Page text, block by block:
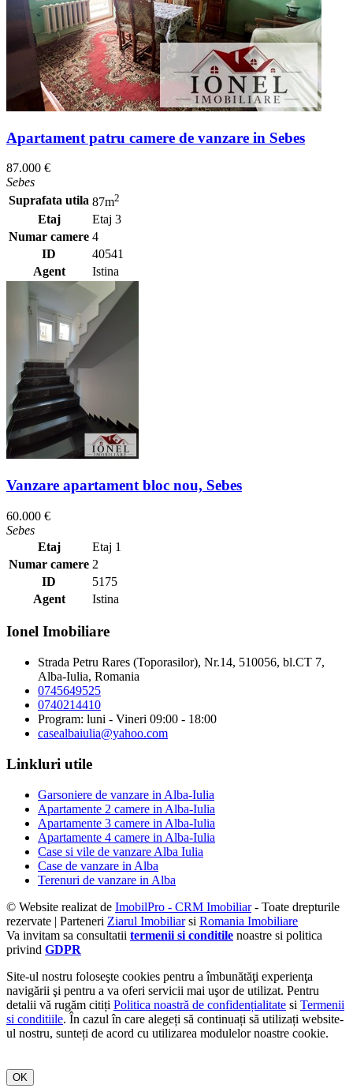
Apartament patru camere de vanzare in Sebes
87.000 €
Sebes
Suprafata utila 87m2
Etaj
Etaj 3
Numar camere 4
ID
40541
Agent
Istina
Vanzare apartament bloc nou, Sebes
60.000 €
Sebes
Etaj
Etaj 1
Numar camere 2
ID
5175
Agent
Istina
Ionel Imobiliare
Strada Petru Rares (Toporasilor), Nr.14, 510056, bl.CT 7,
Alba-Iulia, Romania
0745649525
0740214410
Program: luni - Vineri 09:00 - 18:00
casealbaiulia@yahoo.com
Linkluri utile
Garsoniere de vanzare in Alba-Iulia
Apartamente 2 camere in Alba-Iulia
Apartamente 3 camere in Alba-Iulia
Apartamente 4 camere in Alba-Iulia
Case si vile de vanzare Alba Iulia
Case de vanzare in Alba
Terenuri de vanzare in Alba
© Website realizat de ImobilPro - CRM Imobiliar- Toate drepturile
rezervate | Parteneri Ziarul Imobiliarsi Romania Imobiliare
Va invitam sa consultatii termenii si conditile noastre si politica
privind GDPR
Site-ul nostru foloseşte cookies pentru a îmbunătăţi experienţa
navigării şi pentru a va oferi servicii mai uşor de utilizat. Pentru
detalii vă rugăm citiți Politica noastră de confidențialitate si Termenii
si conditiile. În cazul în care alegeți să continuați să utilizați website-
ul nostru, sunteți de acord cu utilizarea modulelor noastre cookie.
OK